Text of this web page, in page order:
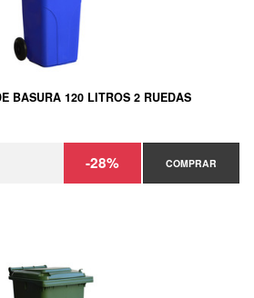
BASURA 120 LITROS 2 RUEDAS
-28% COMPRAR